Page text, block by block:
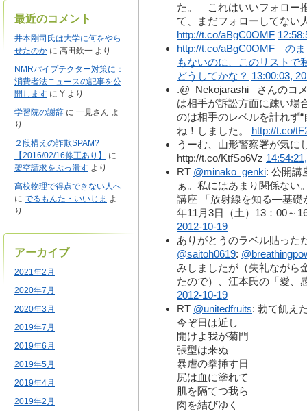
最近のコメント
井本剛司氏は大学に何をやら
せたのか に 高田欽一 より
NMRパイプテクター対策に：
消費者法ニュースの記事を公
開します に Y より
学習院の謝辞 に 一見さん よ
り
２段構えの詐欺SPAM?
【2016/02/16修正あり】
に
架空請求をぶっ潰す より
高校物理で得点できない人へ
に でるもんた・いいじま よ
り
アーカイブ
2021年2月
2020年7月
2020年3月
2019年7月
2019年6月
2019年5月
2019年4月
2019年2月
た。 これはいいフォロー
て、まだフォローしてない
http://t.co/aBgC0OMF
http://t.co/aBgC0OMF の
もないのに、このリストで
どうしてかな？ 13:00:03,
.@_Nekojarashi_ さんのコ
は相手が訴訟方面に疎い場
のは相手のレベルを計れず
ね！しました。 http://t.co/
うーむ、山形警察署が気
http://t.co/KtfSo6Vz
RT @minako_genki: 公開講
ぁ。私にはあまり関係な
講座 「放射線を知る―基
年11月3日（土）13：00
2012-10-19
ありがとうのラベル貼っ
@saitoh0619:
みしましたが（失礼ながら
たので）、江本氏の「愛、
2012-10-19
RT @unitedfruits: 勃て飢え
今ぞ日は近し
開けよ我が菊門
張型は来ぬ
暴虐の拳挿す日
尻は血に塗れて
肌を隔てつ我ら
肉を結びゆく